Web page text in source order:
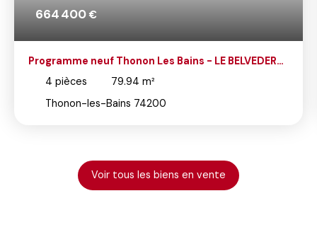
664 400€
Programme neuf Thonon Les Bains - LE BELVEDERE
4 pièces 79.94 m²
Thonon-les-Bains 74200
Voir tous les biens en vente